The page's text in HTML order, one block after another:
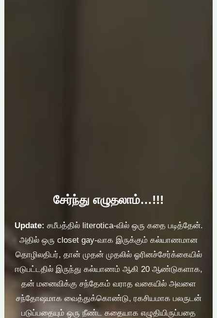
சேர்ந்து எழுதலாம்…!!!
Update: சமீபத்தில் literotica-வில் ஒரு கதை படித்தேன்.
அதில் ஒரு closet gay-வாக இருக்கும் கல்யாணமான
தொழிலதிபர், தான் முதன் முதலில் ஓரினச்சேர்க்கையில்
ஈடுபட்டதில் இருந்து கல்யாணம் ஆகி 20 ஆண்டுகளாக,
தன் மனைவிக்கு சந்தேகம் வராத வகையில் அவளை
சந்தோஷமாக வைத்துக்கொண்டு, ரகசியமாக பலருடன்
படுப்பதையும் ஒரு நீண்ட கதையாக எழுதியிருப்பதை